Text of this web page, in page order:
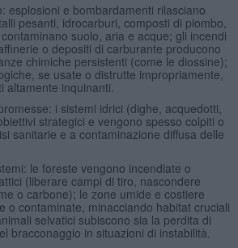
esplosioni e bombardamenti rilasciano
pesanti, idrocarburi, composti di piombo,
suolo, aria e acque; gli incendi
o depositi di carburante producono
chimiche persistenti (come le diossine);
se usate o distrutte impropriamente,
altamente inquinanti.
i sistemi idrici (dighe, acquedotti,
strategici e vengono spesso colpiti o
sanitarie e a contaminazione diffusa delle
le foreste vengono incendiate o
(liberare campi di tiro, nascondere
o carbone); le zone umide e costiere
o contaminate, minacciando habitat cruciali
selvatici subiscono sia la perdita di
bracconaggio in situazioni di instabilità.